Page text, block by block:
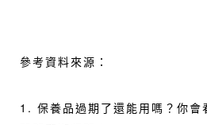
參考資料來源：
1. 保養品過期了還能用嗎？你會